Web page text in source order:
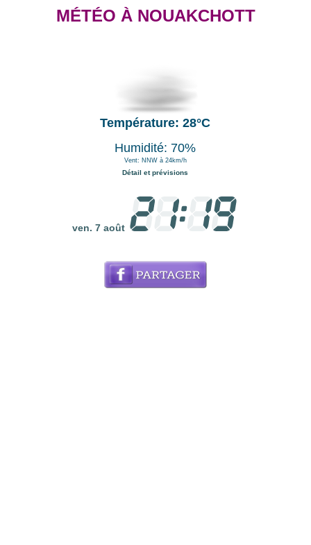
MÉTÉO À NOUAKCHOTT
Température: 28°C
Humidité: 70%
Vent: NNW à 24km/h
Détail et prévisions
ven. 7 août